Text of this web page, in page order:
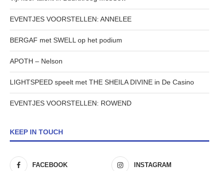
EVENTJES VOORSTELLEN: ANNELEE
BERGAF met SWELL op het podium
APOTH – Nelson
LIGHTSPEED speelt met THE SHEILA DIVINE in De Casino
EVENTJES VOORSTELLEN: ROWEND
KEEP IN TOUCH
FACEBOOK INSTAGRAM